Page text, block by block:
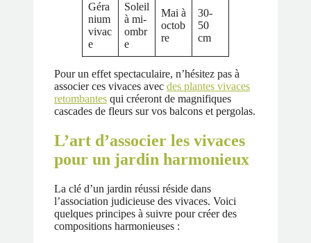
Géra
nium
vivac
e
Soleil
à mi-
ombr
e
Mai à
octob
re
30-
50
cm
Pour un effet spectaculaire, n’hésitez pas à
associer ces vivaces avec des plantes vivaces
retombantes qui créeront de magnifiques
cascades de fleurs sur vos balcons et pergolas.
L’art d’associer les vivaces
pour un jardin harmonieux
La clé d’un jardin réussi réside dans
l’association judicieuse des vivaces. Voici
quelques principes à suivre pour créer des
compositions harmonieuses :